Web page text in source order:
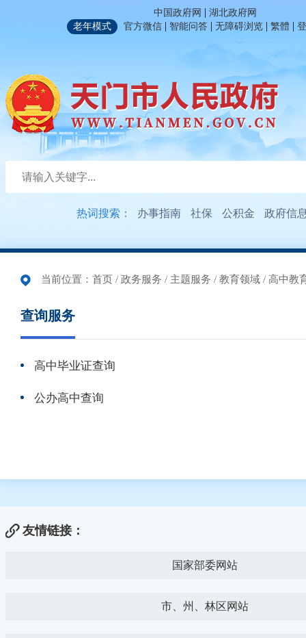
中国政府网 | 湖北政府网
老年模式
官方微信 | 智能问答 | 无障碍浏览 | 繁體 |
热词搜索： 办事指南 社保 公积金 政府信
当前位置： 首页 / 政务服务 / 主题服务 / 教育领域 / 高中教
查询服务
高中毕业证查询
公办高中查询
友情链接：
国家部委网站
市、州、林区网站